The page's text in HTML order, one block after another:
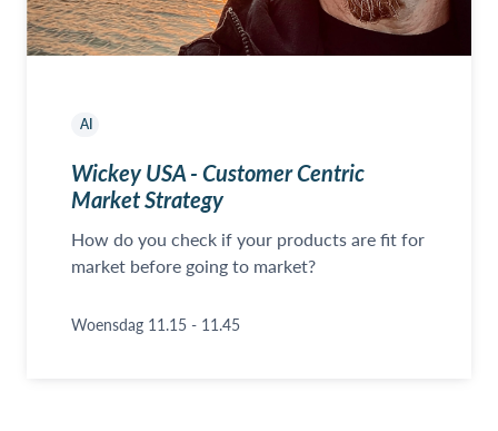
AI
Wickey USA - Customer Centric
Market Strategy
How do you check if your products are fit for
market before going to market?
Woensdag 11.15 - 11.45